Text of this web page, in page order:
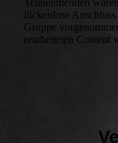
Teilnehmenden
lückenlose
Gruppe
erarbeiteten Content